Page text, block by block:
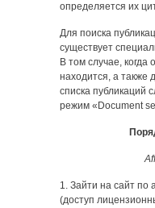
определяется их
Для поиска
существует
В том случае, когда
находится, а также
списка публикаций
режим «Document
1. Зайти на сайт по
(доступ